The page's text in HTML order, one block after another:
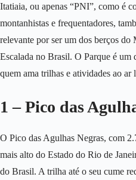
Itatiaia, ou apenas “PNI”, como é
montanhistas e frequentadores,
relevante por ser um dos berços do
Escalada no Brasil. O Parque é um
quem ama trilhas e atividades ao ar
1 – Pico das
O Pico das Agulhas Negras, com
mais alto do Estado do Rio de
do Brasil. A trilha até o seu cume